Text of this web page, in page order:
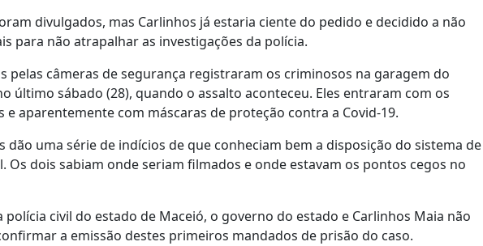
divulgados, mas Carlinhos já estaria ciente do pedido e decidido a não
para não atrapalhar as investigações da polícia.
pelas câmeras de segurança registraram os criminosos na garagem do
último sábado (28), quando o assalto aconteceu. Eles entraram com os
aparentemente com máscaras de proteção contra a Covid-19.
dão uma série de indícios de que conheciam bem a disposição do sistema de
Os dois sabiam onde seriam filmados e onde estavam os pontos cegos no
civil do estado de Maceió, o governo do estado e Carlinhos Maia não
a emissão destes primeiros mandados de prisão do caso.